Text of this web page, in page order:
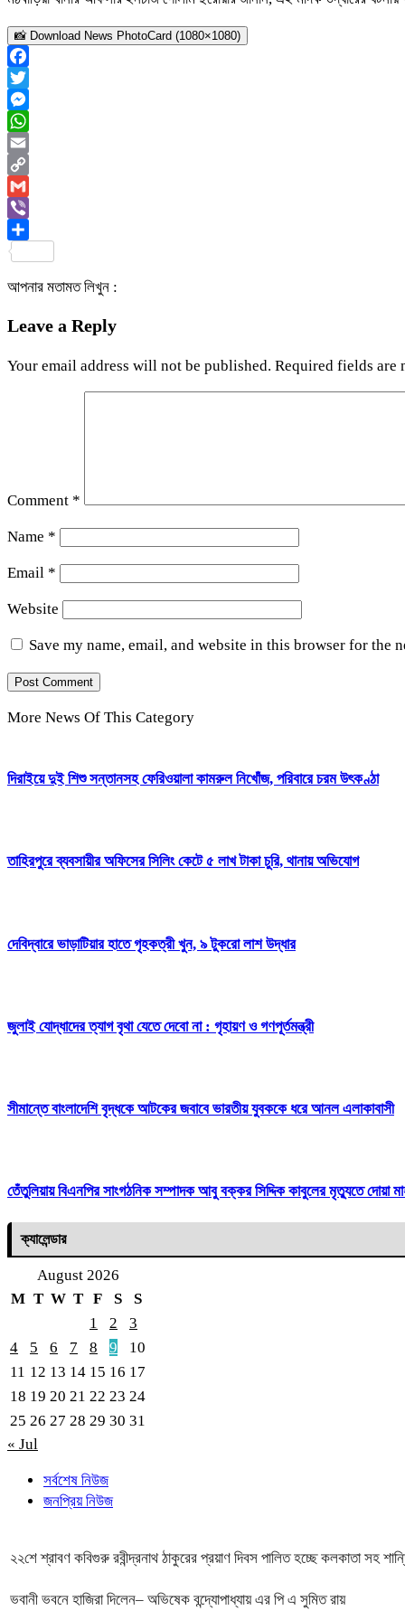
📸 Download News PhotoCard (1080×1080)
Facebook
Twitter
Messenger
WhatsApp
Email
Copy
Link
Gmail
Viber
আপনার মতামত লিখুন :
Leave a Reply
Your email address will not be published. Required fields are
Comment *
Name *
Email *
Website
Save my name, email, and website in this browser for the
More News Of This Category
দিরাইয়ে দুই শিশু সন্তানসহ ফেরিওয়ালা কামরুল নিখোঁজ, পরিবারে চরম উৎকণ্ঠা
তাহিরপুরে ব্যবসায়ীর অফিসের সিলিং কেটে ৫ লাখ টাকা চুরি, থানায় অভিযোগ
দেবিদ্বারে ভাড়াটিয়ার হাতে গৃহকত্রী খুন, ৯ টুকরো লাশ উদ্ধার
জুলাই যোদ্ধাদের ত্যাগ বৃথা যেতে দেবো না : গৃহায়ণ ও গণপূর্তমন্ত্রী
সীমান্তে বাংলাদেশি বৃদ্ধকে আটকের জবাবে ভারতীয় যুবককে ধরে আনল এলাকাবাসী
তেঁতুলিয়ায় বিএনপির সাংগঠনিক সম্পাদক আবু বক্কর সিদ্দিক কাবুলের মৃত্যুতে দোয়া
ক্যালেন্ডার
August 2026
M T W T F S
S
1
2
3
4
5 6 7 8 9
10
11 12 13 14 15 16 17
18 19 20 21 22 23 24
25 26 27 28 29 30 31
« Jul
সর্বশেষ নিউজ
জনপ্রিয় নিউজ
২২শে শ্রাবণ কবিগুরু রবীন্দ্রনাথ ঠাকুরের প্রয়াণ দিবস পালিত হচ্ছে কলকাতা সহ
ভবানী ভবনে হাজিরা দিলেন– অভিষেক বন্দ্যোপাধ্যায় এর পি এ সুমিত রায়